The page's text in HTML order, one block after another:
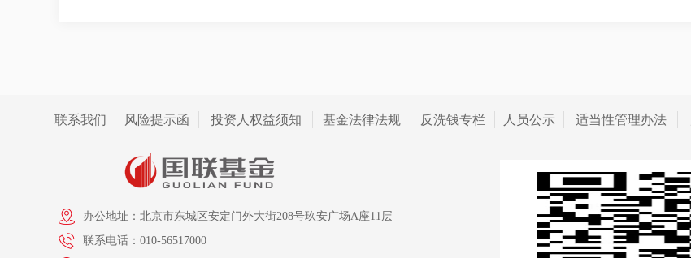
联系我们 风险提示函 投资人权益须知 基金法律法规 反洗钱专栏 人员公示 适当性管理办法
办公地址：北京市东城区安定门外大街208号玖安广场A座11层
联系电话：010-56517000